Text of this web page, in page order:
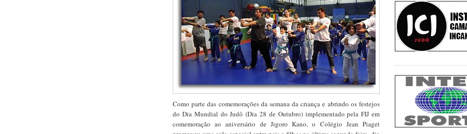
Como parte das comemorações da semana da criança e abrindo os festejos
do Dia Mundial do Judô (Dia 28 de Outubro) implementado pela FIJ em
comemoração ao aniversário de Jigoro Kano, o Colégio Jean Piaget